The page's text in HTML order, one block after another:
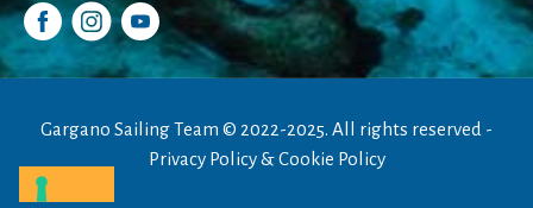
Gargano Sailing Team © 2022-2025. All rights reserved -
Privacy Policy&Cookie Policy